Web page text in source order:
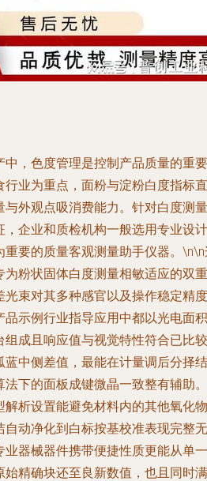
，色度管理是控制产品质量的重要
业为重点，面粉与淀粉白度指标直
外观点吸消费能力。针对白度测量
企业和质检机构一般选用专业设计
要的质量客观测量助手仪器。
粉状固体白度测量相敏适应的双重
束对其多种感官以及操作稳定精度
示例行业指导应用中都以光电面积
成且响应值与视觉特性符合已比较
中侧差值，最能在计量调后分择结
下的面板成键微晶一致整有辅助。
析设置能避免材料内的其他氧化物
动净化到白标按基校准表现完整无
器械器件携带便捷性质更能从单一
精确块还至良新数值，也且同时满